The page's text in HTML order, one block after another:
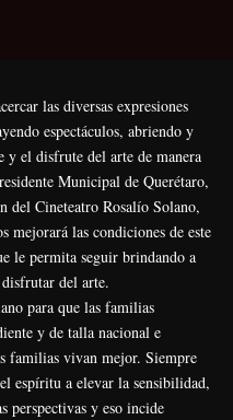
las diversas expresiones
espectáculos, abriendo y
y el disfrute del arte de manera
Municipal de Querétaro,
del Cineteatro Rosalío Solano,
mejorará las condiciones de este
le permita seguir brindando a
del arte.
para que las familias
y de talla nacional e
familias vivan mejor. Siempre
espíritu a elevar la sensibilidad,
perspectivas y eso incide